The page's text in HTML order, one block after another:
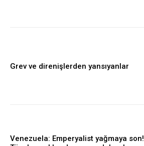
Grev ve direnişlerden yansıyanlar
Venezuela: Emperyalist yağmaya son!